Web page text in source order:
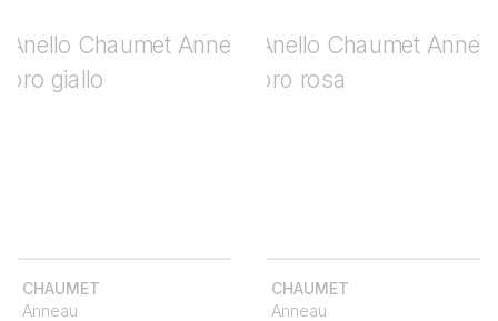
CHAUMET
Anneau
CHAUMET
Anneau